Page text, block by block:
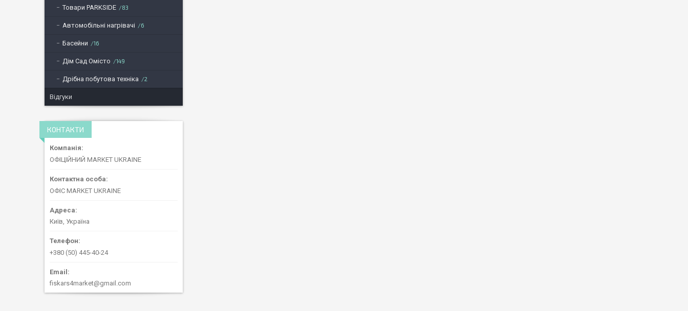
Товари PARKSIDE 83
Автомобільні нагрівачі 6
Басейни 16
Дім Сад Омісто 149
Дрібна побутова техніка 2
Відгуки
КОНТАКТИ
ОФІЦІЙНИЙ MARKET UKRAINE
ОФІС MARKET UKRAINE
Київ, Україна
+380 (50) 445-40-24
fiskars4market@gmail.com